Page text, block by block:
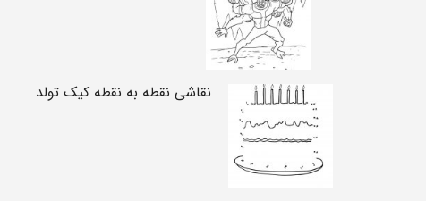
نقاشی نقطه به نقطه کیک تولد